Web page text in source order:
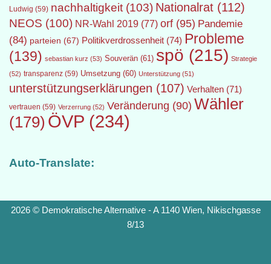
Ludwig (59) nachhaltigkeit (103) Nationalrat (112)
NEOS (100) NR-Wahl 2019 (77) orf (95) Pandemie
(84) parteien (67) Politikverdrossenheit (74) Probleme
(139) sebastian kurz (53) Souverän (61) spö (215) Strategie
(52) transparenz (59) Umsetzung (60) Unterstützung (51)
unterstützungserklärungen (107) Verhalten (71)
vertrauen (59) Verzerrung (52) Veränderung (90) Wähler
(179) ÖVP (234)
Auto-Translate:
2026 © Demokratische Alternative - A 1140 Wien, Nikischgasse
8/13